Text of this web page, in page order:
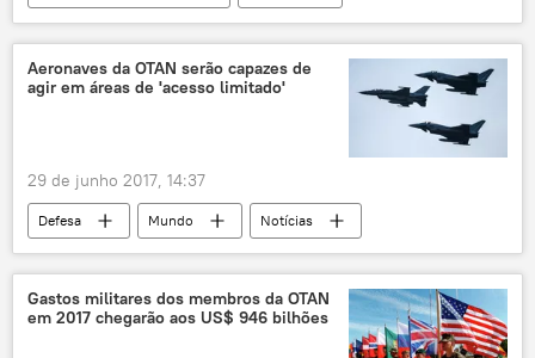
Notícias
Raqqa
Síria
coalizão internacional
Daesh
Aeronaves da OTAN serão capazes de
agir em áreas de 'acesso limitado'
29 de junho 2017, 14:37
Defesa Mundo
Notícias
Jens Stoltenberg
OTAN
defesa aérea
aviões
Gastos militares dos membros da OTAN
em 2017 chegarão aos US$ 946 bilhões